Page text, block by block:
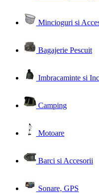
Mincioguri si
Bagajerie Pescuit
Imbracaminte si
Camping
Motoare
Barci si Accesorii
Sonare, GPS